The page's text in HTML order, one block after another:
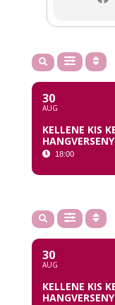
30
AUG
KELLENE KIS
HANGVERSENY
18:00
30
AUG
KELLENE KIS
HANGVERSENY